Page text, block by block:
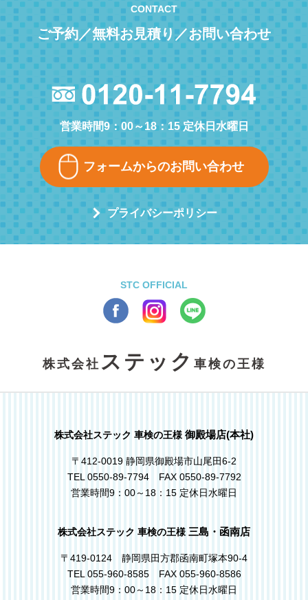
CONTACT
ご予約／無料お見積り／お問い合わせ
営業時間9：00～18：15 定休日水曜日
フォームからのお問い合わせ
プライバシーポリシー
STC OFFICIAL
株式会社ステック 車検の王様
株式会社ステック 車検の王様 御殿場店(本社)
〒412-0019 静岡県御殿場市山尾田6-2
TEL 0550-89-7794 FAX 0550-89-7792
営業時間9：00～18：15 定休日水曜日
株式会社ステック 車検の王様 三島・函南店
〒419-0124 静岡県田方郡函南町塚本90-4
TEL 055-960-8585 FAX 055-960-8586
営業時間9：00～18：15 定休日水曜日